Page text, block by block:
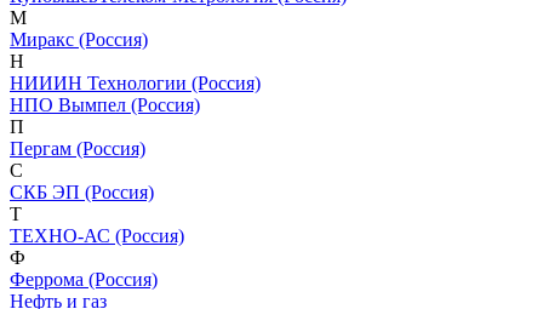
М
Миракс (Россия)
Н
НИИИН Технологии (Россия)
НПО Вымпел (Россия)
П
Пергам (Россия)
С
СКБ ЭП (Россия)
Т
ТЕХНО-АС (Россия)
Ф
Феррома (Россия)
Нефть и газ